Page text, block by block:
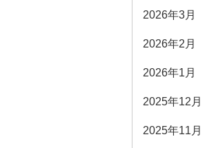
2026年3月
2026年2月
2026年1月
2025年12月
2025年11月